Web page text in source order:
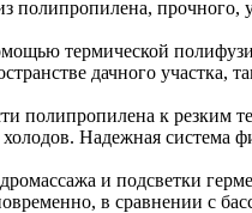
полипропилена,
термической
дачного участка,
полипропилена к резким
Надежная система
и подсветки
в сравнении с